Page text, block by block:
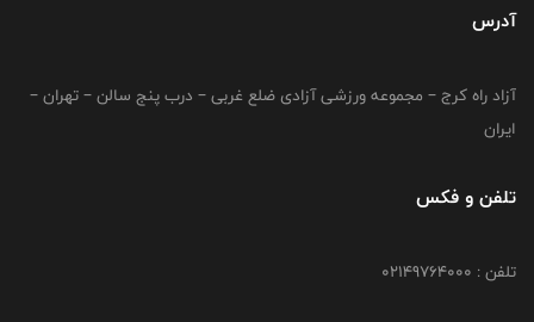
آدرس
آزاد راه کرج – مجموعه ورزشی آزادی ضلع غربی – درب پنج سالن – تهران –
ایران
تلفن و فکس
تلفن : 02149764000